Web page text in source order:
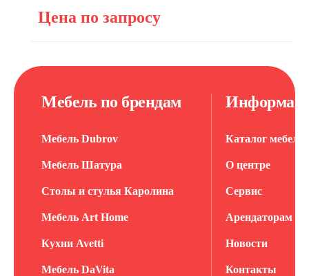
Цена по запросу
Мебель по брендам
Мебель Dubrov
Мебель Шатура
Столы и стулья Каролина
Мебель Art Home
Кухни Avetti
Мебель DaVita
Каталог мебели
О центре
Сервис
Арендаторам
Новости
Контакты